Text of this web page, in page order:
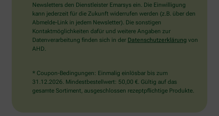
das
Flugzeug.
Newsletters den Dienstleister Emarsys ein. Die Einwilligung
kann jederzeit für die Zukunft widerrufen werden (z.B. über den
Abmelde-Link in jedem Newsletter). Die sonstigen
Kontaktmöglichkeiten dafür und weitere Angaben zur
Datenverarbeitung finden sich in der Datenschutzerklärung von
AHD.
* Coupon-Bedingungen: Einmalig einlösbar bis zum
31.12.2026. Mindestbestellwert: 50,00 €. Gültig auf das
gesamte Sortiment, ausgeschlossen rezeptpflichtige Produkte.